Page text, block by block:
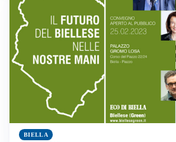
BIELLA